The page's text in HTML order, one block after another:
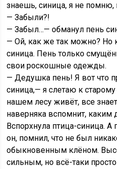
знаешь, синица, я не
— Забыли?!
— Забыл…— обманул пень
— Ой, как же так можно? Но
синица. Пень только
свои роскошные одежды.
— Дедушка пень! Я вот что
синица,— я слетаю к старому
нашем лесу живёт, все
наверняка вспомнит,
Вспорхнула птица-синица. А
он, помнил, что не был
обыкновенным клёном.
сильным, но всё-таки